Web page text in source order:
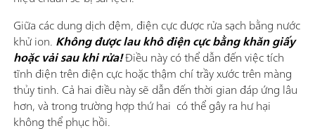
Giữa các dung dịch đệm, điện cực được rửa sạch bằng nước
khử ion. Không được lau khô điện cực bằng khăn giấy
hoặc vải sau khi rửa!Điều này có thể dẫn đến việc tích
tĩnh điện trên điện cực hoặc thậm chí trầy xước trên màng
thủy tinh. Cả hai điều này sẽ dẫn đến thời gian đáp ứng lâu
hơn, và trong trường hợp thứ hai có thể gây ra hư hại
không thể phục hồi.